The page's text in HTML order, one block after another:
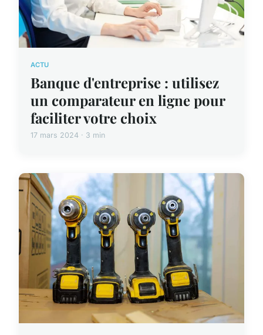
ACTU
Banque d'entreprise : utilisez
un comparateur en ligne pour
faciliter votre choix
17 mars 2024 · 3 min